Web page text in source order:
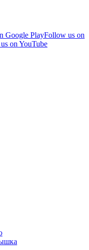
Google PlayFollow us on
on YouTube